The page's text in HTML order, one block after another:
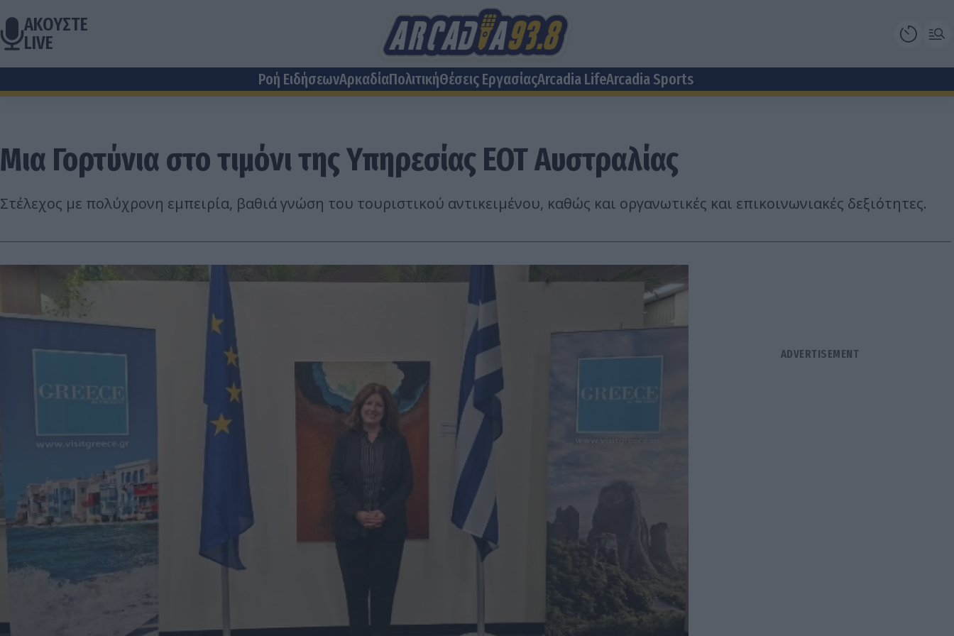
ΑΚΟΥΣΤΕ
LIVE
Ροή ΕιδήσεωνΑρκαδίαΠολιτικήΘέσεις EργασίαςArcadia LifeArcadia Sports
Μια Γορτύνια στο τιμόνι της Υπηρεσίας ΕΟΤ Αυστραλίας
Στέλεχος με πολύχρονη εμπειρία, βαθιά γνώση του τουριστικού αντικειμένου, καθώς και οργανωτικές και επικοινωνιακές δεξιότητες.